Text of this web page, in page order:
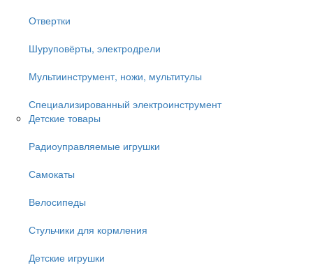
Отвертки
Шуруповёрты, электродрели
Мультиинструмент, ножи, мультитулы
Специализированный электроинструмент
Детские товары
Радиоуправляемые игрушки
Самокаты
Велосипеды
Стульчики для кормления
Детские игрушки